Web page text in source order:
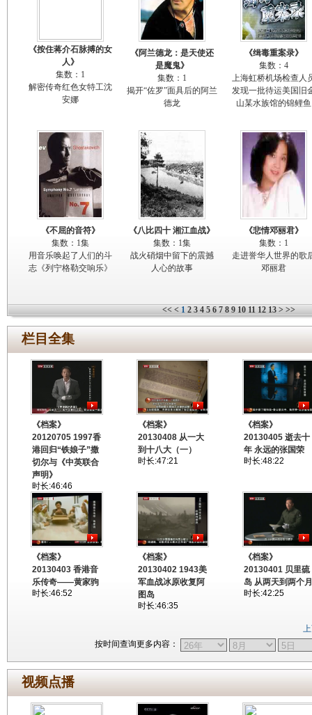
《按住蒋介石脉搏的女
人》
集数：1
解密传奇红色女特工沈
安娜
《阿兰德龙：是天使还
是魔鬼》
集数：1
揭开“佐罗”面具后的阿兰
德龙
《缉毒重案录》
集数：4
上海虹桥机场检查人
发现一批待运美国旧
山某水族馆的锦鲤鱼
《不屈的音符》
集数：1集
用音乐唤起了人们的斗
志《列宁格勒交响乐》
《八比四十 湘江血战》
集数：1集
战火硝烟中留下的震撼
人心的故事
《悲情邓丽君》
集数：1
走进誉华人世界的歌
邓丽君
<< < 1 2 3 4 5 6 7 8 9 10 11 12 13 > >>
栏目全集
《档案》
20120705 1997香
港回归“铁娘子”撒
切尔与《中英联合
声明》
时长:46:46
《档案》
20130408 从一大
到十八大（一）
时长:47:21
《档案》
20130405 逝去十
年 永远的张国荣
时长:48:22
《档案》
20130403 香港音
乐传奇——黄家驹
时长:46:52
《档案》
20130402 1943美
军血战冰原收复阿
图岛
时长:46:35
《档案》
20130401 贝里硫
岛 从两天到两个月
时长:42:25
按时间查询更多内容：
视频点播